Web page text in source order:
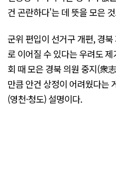
건 곤란하다'는 데 뜻을 모은
군위 편입이 선거구 개편, 경
로 이어질 수 있다는 우려도
회 때 모은 경북 의원 중지(衆
만큼 안건 상정이 어려웠다는
(영천·청도) 설명이다.